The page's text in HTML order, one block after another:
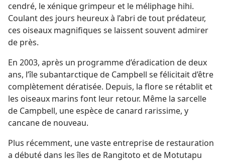
cendré, le xénique grimpeur et le méliphage hihi.
Coulant des jours heureux à l’abri de tout prédateur,
ces oiseaux magnifiques se laissent souvent admirer
de près.
En 2003, après un programme d’éradication de deux
ans, l’île subantarctique de Campbell se félicitait d’être
complètement dératisée. Depuis, la flore se rétablit et
les oiseaux marins font leur retour. Même la sarcelle
de Campbell, une espèce de canard rarissime, y
cancane de nouveau.
Plus récemment, une vaste entreprise de restauration
a débuté dans les îles de Rangitoto et de Motutapu